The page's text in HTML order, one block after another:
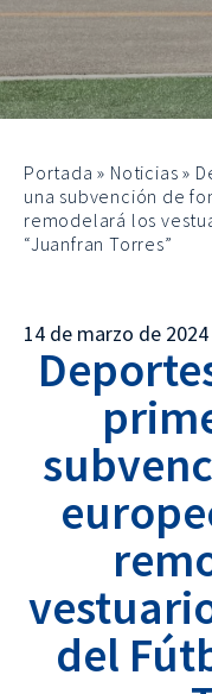
Portada » Noticias »
una subvención de
remodelará los
“Juanfran Torres”
14 de marzo de 2024
del